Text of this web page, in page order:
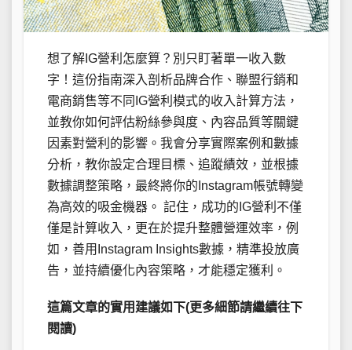
想了解IG營利怎麼算？別只盯著單一收入數
字！這份指南深入剖析品牌合作、聯盟行銷和
電商銷售等不同IG營利模式的收入計算方法，
並教你如何評估粉絲參與度、內容品質等關鍵
因素對營利的影響。我會分享實際案例和數據
分析，教你設定合理目標、追蹤績效，並根據
數據調整策略，最終將你的Instagram帳號轉變
為高效的吸金機器。 記住，成功的IG營利不僅
僅是計算收入，更在於提升整體營運效率，例
如，善用Instagram Insights數據，精準投放廣
告，並持續優化內容策略，才能穩定獲利。
這篇文章的實用建議如下(更多細節請繼續往下
閱讀)